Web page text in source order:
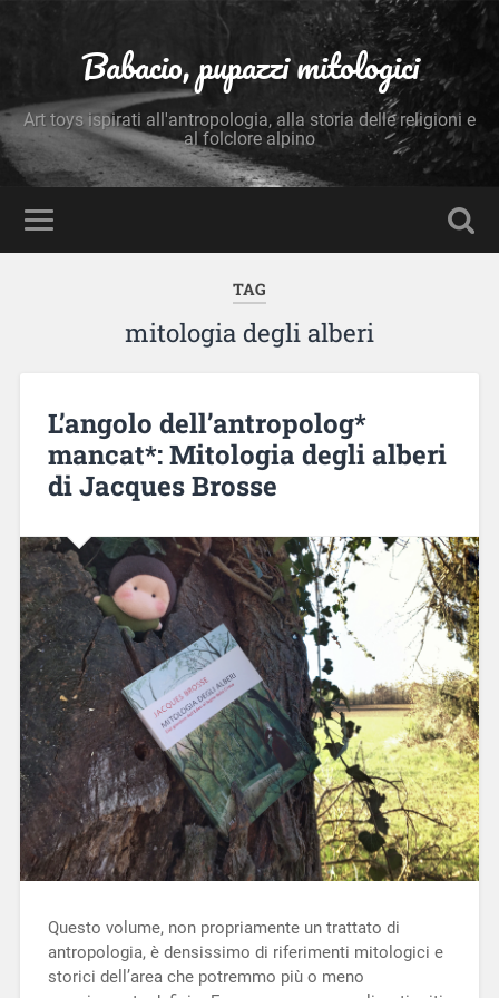
Babacio, pupazzi mitologici
Art toys ispirati all'antropologia, alla storia delle religioni e
al folclore alpino
TAG
mitologia degli alberi
L’angolo dell’antropolog*
mancat*: Mitologia degli alberi
di Jacques Brosse
Questo volume, non propriamente un trattato di
antropologia, è densissimo di riferimenti mitologici e
storici dell’area che potremmo più o meno